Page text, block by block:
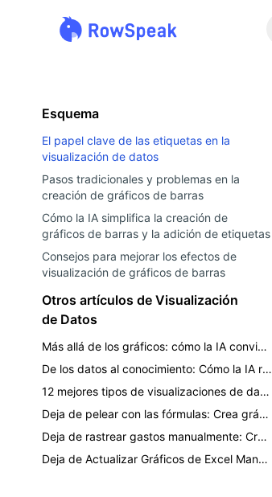
Esquema
El papel clave de las etiquetas en la
visualización de datos
Pasos tradicionales y problemas en la
creación de gráficos de barras
Cómo la IA simplifica la creación de
gráficos de barras y la adición de etiquetas
Consejos para mejorar los efectos de
visualización de gráficos de barras
Otros artículos de Visualización
de Datos
Más allá de los gráficos: cómo la IA convierte los datos en historias empresariales convincentes que impulsan la toma de decisiones
De los datos al conocimiento: Cómo la IA reduce el tiempo de creación de gráficos de 3 horas a 30 segundos
12 mejores tipos de visualizaciones de datos que todo profesional debe conocer
Deja de pelear con las fórmulas: Crea gráficos dinámicos de Excel al instante con IA
Deja de rastrear gastos manualmente: Crea un informe de presupuesto automatizado con Excel AI
Deja de Actualizar Gráficos de Excel Manualmente: Muestra Automáticamente los Últimos 3 Meses de Datos